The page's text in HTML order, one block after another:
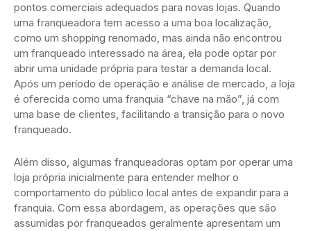
pontos comerciais adequados para novas lojas. Quando
uma franqueadora tem acesso a uma boa localização,
como um shopping renomado, mas ainda não encontrou
um franqueado interessado na área, ela pode optar por
abrir uma unidade própria para testar a demanda local.
Após um período de operação e análise de mercado, a loja
é oferecida como uma franquia “chave na mão”, já com
uma base de clientes, facilitando a transição para o novo
franqueado.
Além disso, algumas franqueadoras optam por operar uma
loja própria inicialmente para entender melhor o
comportamento do público local antes de expandir para a
franquia. Com essa abordagem, as operações que são
assumidas por franqueados geralmente apresentam um